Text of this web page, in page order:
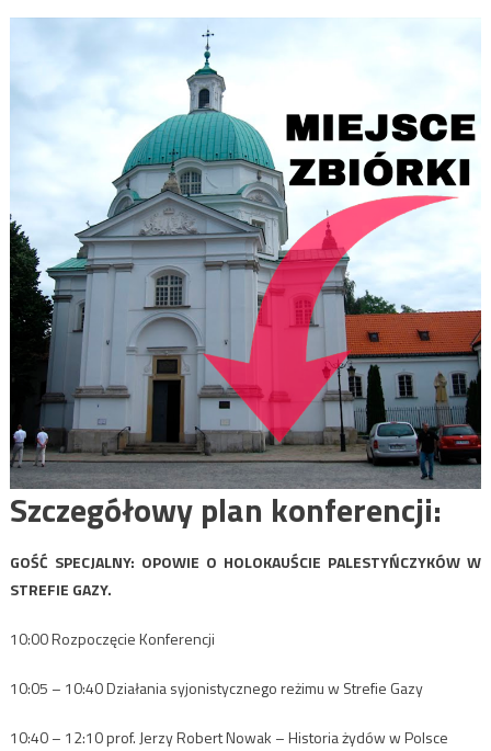
Szczegółowy plan konferencji:
GOŚĆ SPECJALNY: OPOWIE O HOLOKAUŚCIE PALESTYŃCZYKÓW W
STREFIE GAZY.
10:00 Rozpoczęcie Konferencji
10:05 – 10:40 Działania syjonistycznego reżimu w Strefie Gazy
10:40 – 12:10 prof. Jerzy Robert Nowak – Historia żydów w Polsce